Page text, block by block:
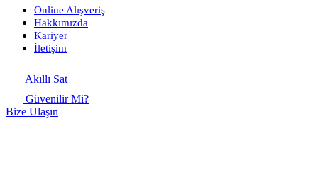
Online Alışveriş
Hakkımızda
Kariyer
İletişim
Akıllı Sat
Güvenilir Mi?
Bize Ulaşın